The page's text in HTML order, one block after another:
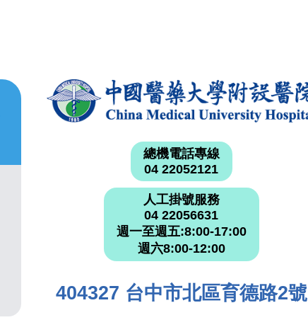
總機電話專線
04 22052121
人工掛號服務
04 22056631
週一至週五:8:00-17:00
週六8:00-12:00
404327 台中市北區育德路2號